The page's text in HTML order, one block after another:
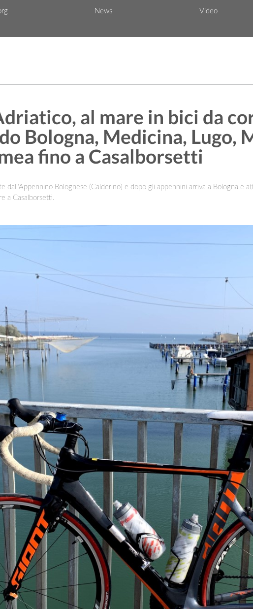
News Video
al mare in bici da
Bologna, Medicina, Lugo,
fino a Casalborsetti
Bolognese (Calderino) e dopo gli appennini arriva a Bologna e
a Casalborsetti.